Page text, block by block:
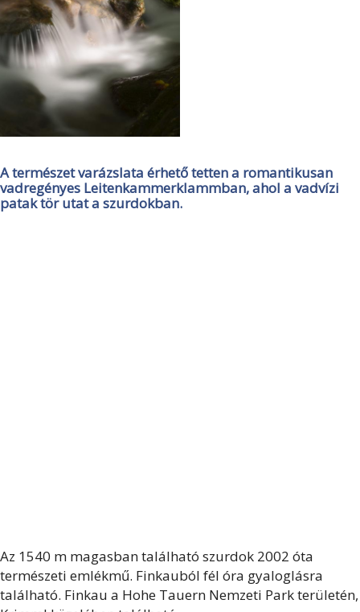
A természet varázslata érhető tetten a romantikusan
vadregényes Leitenkammerklammban, ahol a vadvízi
patak tör utat a szurdokban.
Az 1540 m magasban található szurdok 2002 óta
természeti emlékmű. Finkauból fél óra gyaloglásra
található. Finkau a Hohe Tauern Nemzeti Park területén,